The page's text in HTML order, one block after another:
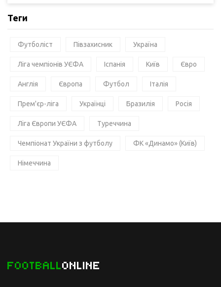
Теги
Футболіст Півзахисник Україна
Ліга чемпіонів УЄФА Іспанія Київ Євро
Англія Європа Футбол Італія
Прем'єр-ліга Українці Бразилія Росія
Ліга Європи УЄФА Туреччина
Чемпіонат України з футболу ФК «Динамо» (Київ)
Німеччина
FOOTBALLONLINE